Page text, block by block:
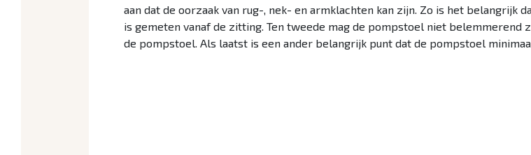
aan dat de oorzaak van rug-, nek- en armklachten kan zijn. Zo is het belangrijk
is gemeten vanaf de zitting. Ten tweede mag de pompstoel niet
de pompstoel. Als laatst is een ander belangrijk punt dat de pompstoel